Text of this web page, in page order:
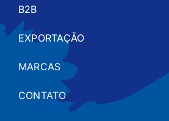
B2B
EXPORTAÇÃO
MARCAS
CONTATO